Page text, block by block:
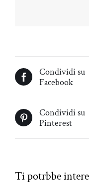
Condividi su
Facebook
Condividi su
Pinterest